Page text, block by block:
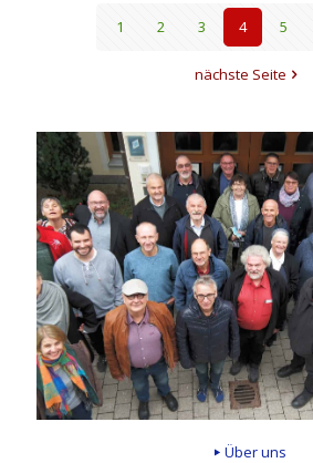
1 2 3 4 5
nächste Seite
Über uns